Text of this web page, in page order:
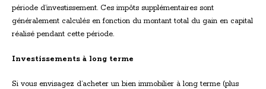
période d’investissement. Ces impôts supplémentaires sont
généralement calculés en fonction du montant total du gain en capital
réalisé pendant cette période.
Investissements à long terme
Si vous envisagez d’acheter un bien immobilier à long terme (plus